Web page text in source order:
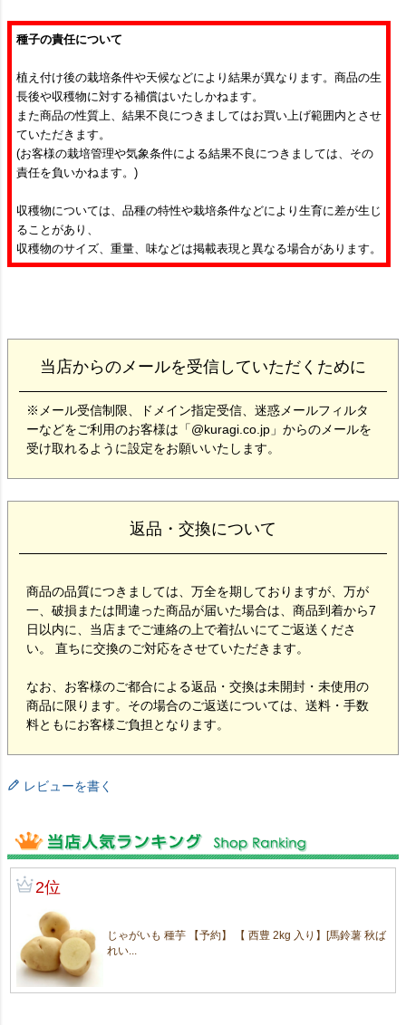
種子の責任について
植え付け後の栽培条件や天候などにより結果が異なります。商品の生
長後や収穫物に対する補償はいたしかねます。
また商品の性質上、結果不良につきましてはお買い上げ範囲内とさせ
ていただきます。
(お客様の栽培管理や気象条件による結果不良につきましては、その
責任を負いかねます。)
収穫物については、品種の特性や栽培条件などにより生育に差が生じ
ることがあり、
収穫物のサイズ、重量、味などは掲載表現と異なる場合があります。
当店からのメールを受信していただくために
※メール受信制限、ドメイン指定受信、迷惑メールフィルタ
ーなどをご利用のお客様は「@kuragi.co.jp」からのメールを
受け取れるように設定をお願いいたします。
返品・交換について
商品の品質につきましては、万全を期しておりますが、万が
一、破損または間違った商品が届いた場合は、商品到着から7
日以内に、当店までご連絡の上で着払いにてご返送くださ
い。 直ちに交換のご対応をさせていただきます。
なお、お客様のご都合による返品・交換は未開封・未使用の
商品に限ります。その場合のご返送については、送料・手数
料ともにお客様ご負担となります。
レビューを書く